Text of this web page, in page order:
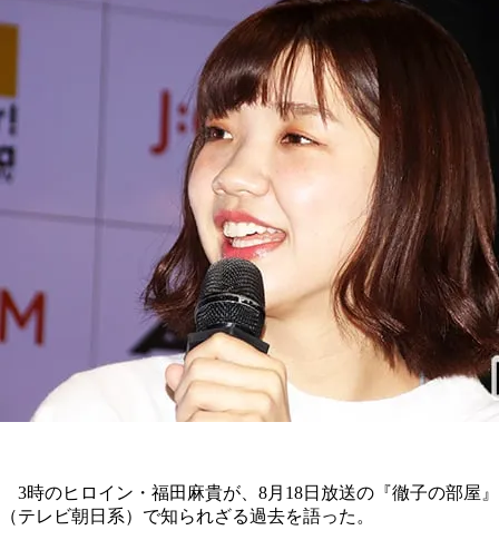
3時のヒロイン・福田麻貴が、8月18日放送の『徹子の部屋』
（テレビ朝日系）で知られざる過去を語った。